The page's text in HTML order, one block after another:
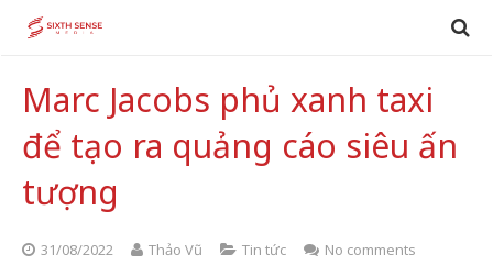
Marc Jacobs phủ xanh taxi
để tạo ra quảng cáo siêu ấn
tượng
31/08/2022 Thảo Vũ Tin tức No comments